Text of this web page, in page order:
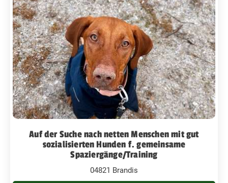
Auf der Suche nach netten Menschen mit gut
sozialisierten Hunden f. gemeinsame
Spaziergänge/Training
04821 Brandis